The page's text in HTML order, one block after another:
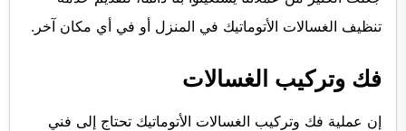
تنظيف الغسالات الأتوماتيك في المنزل أو في أي مكان آخر.
فك وتركيب الغسالات
إن عملية فك وتركيب الغسالات الأتوماتيك تحتاج إلى فني